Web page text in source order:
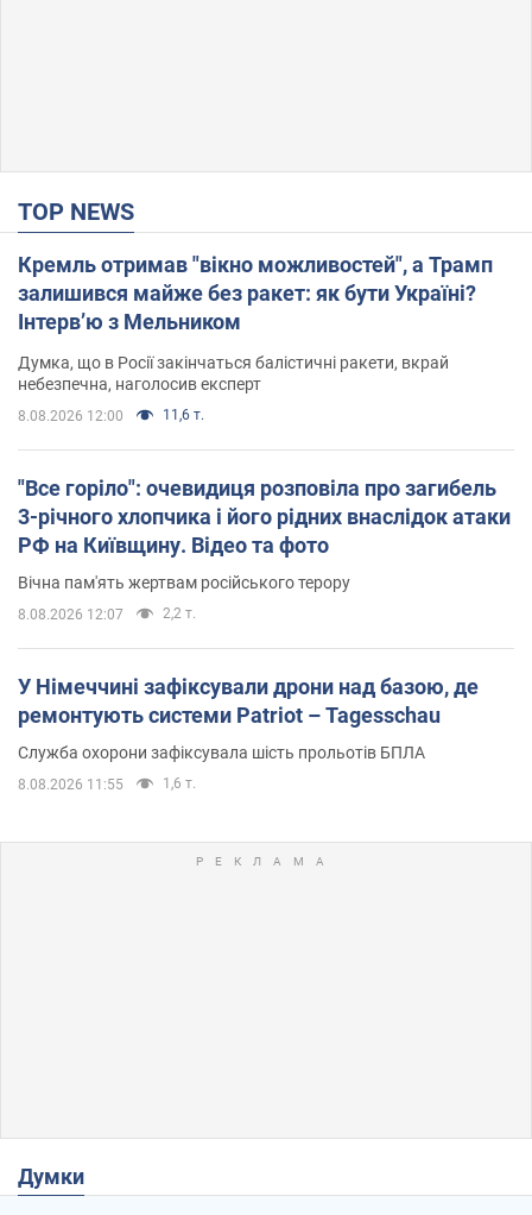
TOP NEWS
Кремль отримав "вікно можливостей", а Трамп
залишився майже без ракет: як бути Україні?
Інтерв’ю з Мельником
Думка, що в Росії закінчаться балістичні ракети, вкрай
небезпечна, наголосив експерт
8.08.2026 12:00 11,6 т.
"Все горіло": очевидиця розповіла про загибель
3-річного хлопчика і його рідних внаслідок атаки
РФ на Київщину. Відео та фото
Вічна пам'ять жертвам російського терору
8.08.2026 12:07 2,2 т.
У Німеччині зафіксували дрони над базою, де
ремонтують системи Patriot – Tagesschau
Служба охорони зафіксувала шість прольотів БПЛА
8.08.2026 11:55 1,6 т.
Думки